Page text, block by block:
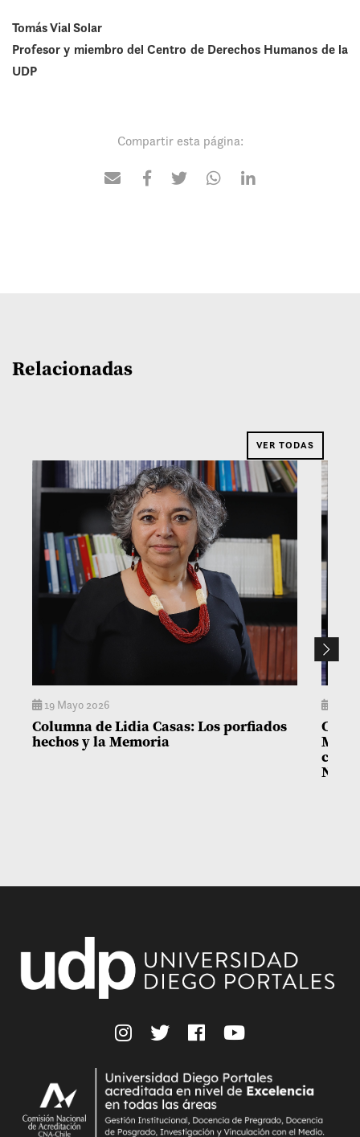
Tomás Vial Solar
Profesor y miembro del Centro de Derechos Humanos de la
UDP
Compartir esta página:
Relacionadas
VER TODAS
19 Mayo 2026
Columna de Lidia Casas: Los porfiados
hechos y la Memoria
con
Niñez